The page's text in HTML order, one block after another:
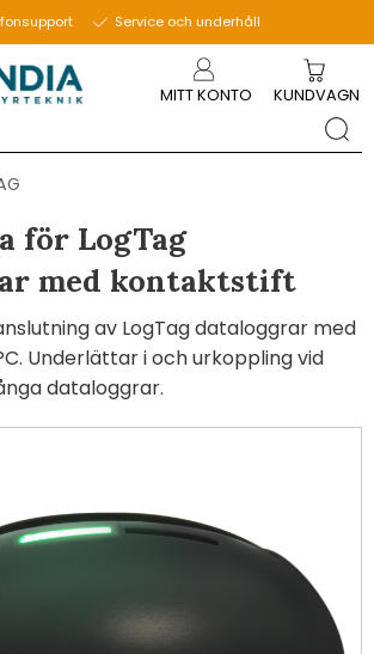
Service och underhåll
MITT KONTO KUNDVAGN
för LogTag
med kontaktstift
av LogTag dataloggrar med
Underlättar i och urkoppling vid
dataloggrar.